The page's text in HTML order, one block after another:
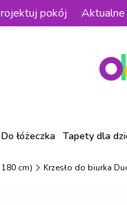
pokój
Do łóżeczka Tapety dla
cm) Krzesło do biurka